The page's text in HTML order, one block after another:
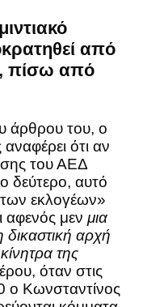
από
πίσω από
άρθρου του, ο
ότι αν
του ΑΕΔ
δεύτερο, αυτό
εκλογέων»
αφενός μεν μια
δικαστική αρχή
της
όταν στις
ο Κωνσταντίνος